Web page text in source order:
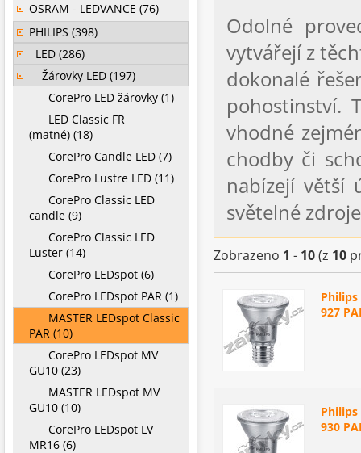
Odolné
vytvářejí z
dokonalé
pohostinství.
vhodné
chodby či
nabízejí větší
světelné
Zobrazeno 1 - 10(z 10
Philips
927
Philips
930
OSRAM - LEDVANCE (76)
PHILIPS (398)
LED (286)
Žárovky LED (197)
CorePro LED žárovky (1)
LED Classic FR
(matné) (18)
CorePro Candle LED (7)
CorePro Lustre LED (11)
CorePro Classic LED
candle (9)
CorePro Classic LED
Luster (14)
CorePro LEDspot (6)
CorePro LEDspot PAR (1)
MASTER LEDspot Classic
PAR (10)
CorePro LEDspot MV
GU10 (23)
MASTER LEDspot MV
GU10 (10)
CorePro LEDspot LV
MR16 (6)